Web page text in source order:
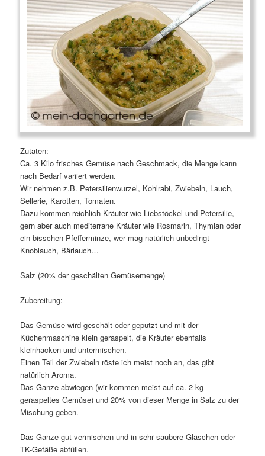
Zutaten:
Ca. 3 Kilo frisches Gemüse nach Geschmack, die Menge kann
nach Bedarf variiert werden.
Wir nehmen z.B. Petersilienwurzel, Kohlrabi, Zwiebeln, Lauch,
Sellerie, Karotten, Tomaten.
Dazu kommen reichlich Kräuter wie Liebstöckel und Petersilie,
gern aber auch mediterrane Kräuter wie Rosmarin, Thymian oder
ein bisschen Pfefferminze, wer mag natürlich unbedingt
Knoblauch, Bärlauch…
Salz (20% der geschälten Gemüsemenge)
Zubereitung:
Das Gemüse wird geschält oder geputzt und mit der
Küchenmaschine klein geraspelt, die Kräuter ebenfalls
kleinhacken und untermischen.
Einen Teil der Zwiebeln röste ich meist noch an, das gibt
natürlich Aroma.
Das Ganze abwiegen (wir kommen meist auf ca. 2 kg
geraspeltes Gemüse) und 20% von dieser Menge in Salz zu der
Mischung geben.
Das Ganze gut vermischen und in sehr saubere Gläschen oder
TK-Gefäße abfüllen.